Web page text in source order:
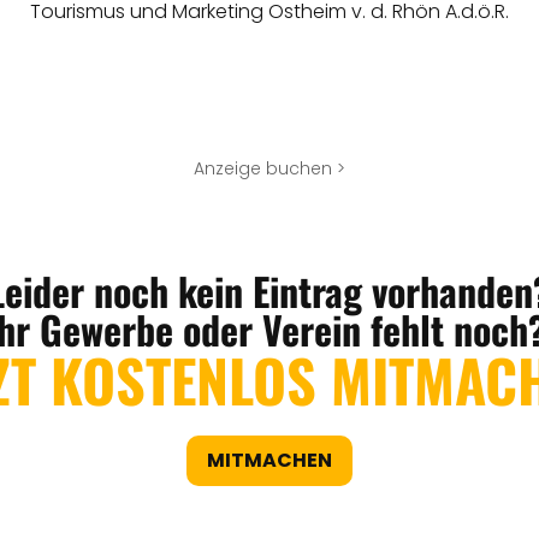
Tourismus und Marketing Ostheim v. d. Rhön A.d.ö.R.
Anzeige buchen >
noch kein Eintrag
Gewerbe oder Verein fehlt
KOSTENLOS
MITMACHEN